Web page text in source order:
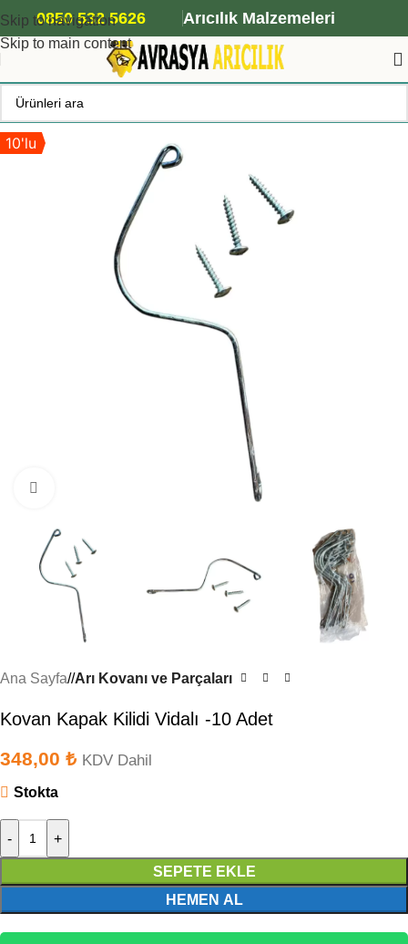
Skip to navigation
Skip to main content
ANA ARI SİPARİŞİ İÇİN TIKLAYIN
0850 532 5626 Arıcılık Malzemeleri
10'lu
Ana Sayfa/ Arı Kovanı ve Parçaları
Kovan Kapak Kilidi Vidalı -10 Adet
348,00 ₺ KDV Dahil
Stokta
- +
SEPETE EKLE
HEMEN AL